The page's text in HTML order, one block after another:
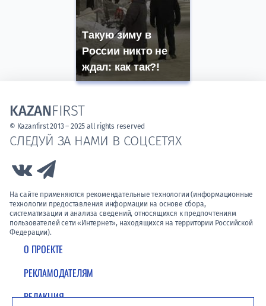
Такую зиму в
России никто не
ждал: как так?!
О ПРОЕКТЕ
РЕКЛАМОДАТЕЛЯМ
РЕДАКЦИЯ
СЛЕДУЙ ЗА НАМИ В СОЦСЕТЯХ
Link to Vk
На сайте применяются рекомендательные технологии (информационные
технологии предоставления информации на основе сбора,
систематизации и анализа сведений, относящихся к предпочтениям
пользователей сети «Интернет», находящихся на территории Российской
Федерации).
KAZANFIRST
© Kazanfirst 2013 – 2025 all rights reserved